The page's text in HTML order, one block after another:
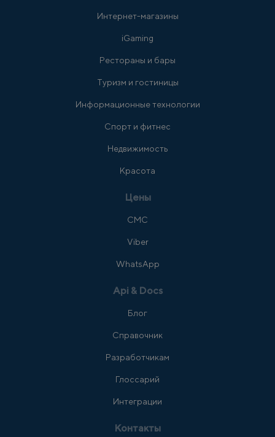
Интернет-магазины
iGaming
Рестораны и бары
Туризм и гостиницы
Информационные технологии
Спорт и фитнес
Недвижимость
Красота
Цены
СМС
Viber
WhatsApp
Api & Docs
Блог
Справочник
Разработчикам
Глоссарий
Интеграции
Контакты